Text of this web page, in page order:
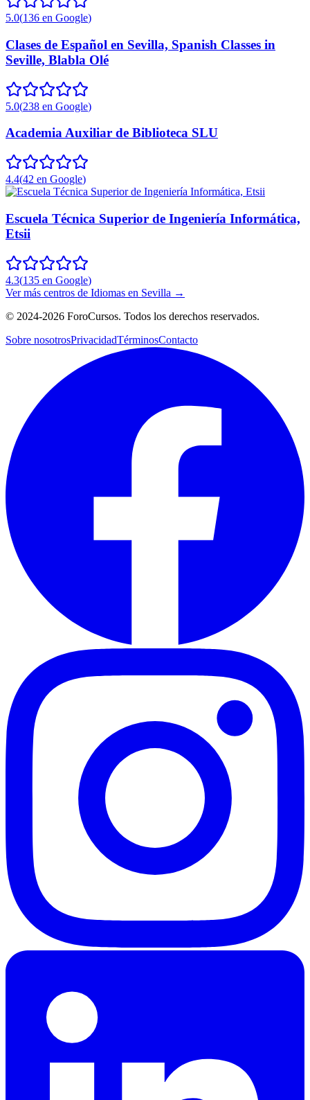
5.0(136 en Google)
Clases de Español en Sevilla, Spanish Classes in
Seville, Blabla Olé
5.0(238 en Google)
Academia Auxiliar de Biblioteca SLU
4.4(42 en Google)
Escuela Técnica Superior de Ingeniería Informática,
Etsii
4.3(135 en Google)
Ver más centros de Idiomas en Sevilla →
© 2024-2026 ForoCursos. Todos los derechos reservados.
Sobre nosotrosPrivacidadTérminosContacto